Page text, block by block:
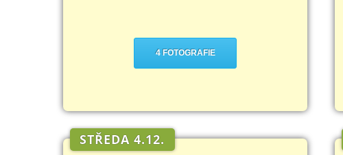
4 FOTOGRAFIE
STŘEDA 4.12.